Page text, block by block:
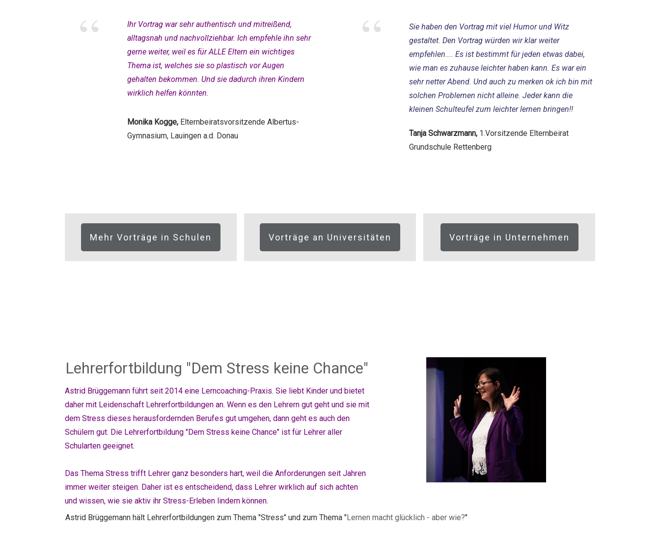
“
Ihr Vortrag war sehr authentisch und mitreißend,
alltagsnah und nachvollziehbar. Ich empfehle ihn sehr
gerne weiter, weil es für ALLE Eltern ein wichtiges
Thema ist, welches sie so plastisch vor Augen
gehalten bekommen. Und sie dadurch ihren Kindern
wirklich helfen könnten.
Monika Kogge, Elternbeiratsvorsitzende Albertus-
Gymnasium, Lauingen a.d. Donau
“
Sie haben den Vortrag mit viel Humor und Witz
gestaltet. Den Vortrag würden wir klar weiter
empfehlen.... Es ist bestimmt für jeden etwas dabei,
wie man es zuhause leichter haben kann. Es war ein
sehr netter Abend. Und auch zu merken ok ich bin mit
solchen Problemen nicht alleine. Jeder kann die
kleinen Schulteufel zum leichter lernen bringen!!
Tanja Schwarzmann, 1.Vorsitzende Elternbeirat
Grundschule Rettenberg
Mehr Vorträge in Schulen Vorträge an Universitäten Vorträge in Unternehmen
Lehrerfortbildung "Dem Stress keine Chance"
Astrid Brüggemann führt seit 2014 eine Lerncoaching-Praxis. Sie liebt Kinder und bietet
daher mit Leidenschaft Lehrerfortbildungen an. Wenn es den Lehrern gut geht und sie mit
dem Stress dieses herausfordernden Berufes gut umgehen, dann geht es auch den
Schülern gut. Die Lehrerfortbildung "Dem Stress keine Chance" ist für Lehrer aller
Schularten geeignet.
Das Thema Stress trifft Lehrer ganz besonders hart, weil die Anforderungen seit Jahren
immer weiter steigen. Daher ist es entscheidend, dass Lehrer wirklich auf sich achten
und wissen, wie sie aktiv ihr Stress-Erleben lindern können.
Astrid Brüggemann hält Lehrerfortbildungen zum Thema "Stress" und zum Thema "Lernen macht glücklich - aber wie?"